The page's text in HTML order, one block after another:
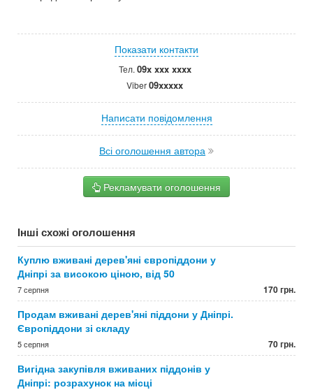
Показати контакти
Тел. 09x xxx xxxx
Viber09xxxxx
Написати повідомлення
Всі оголошення автора
Рекламувати оголошення
Інші схожі оголошення
Куплю вживані дерев'яні європіддони у
Дніпрі за високою ціною, від 50
7 серпня 170 грн.
Продам вживані дерев'яні піддони у Дніпрі.
Європіддони зі складу
5 серпня 70 грн.
Вигідна закупівля вживаних піддонів у
Дніпрі: розрахунок на місці